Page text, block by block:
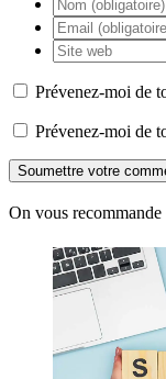
Prévenez-moi de
Prévenez-moi de
Soumettre votre
On vous recommande